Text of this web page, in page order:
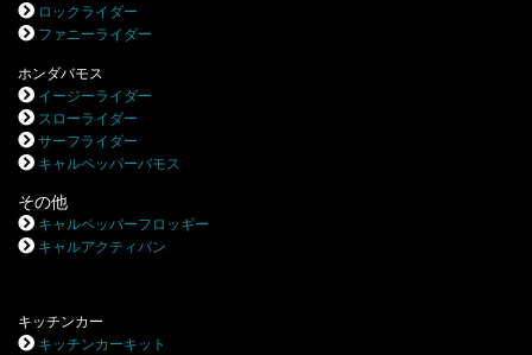
ロックライダー
ファニーライダー
ホンダバモス
イージーライダー
スローライダー
サーフライダー
キャルペッパーバモス
その他
キャルペッパーフロッギー
キャルアクティバン
キッチンカー
キッチンカーキット